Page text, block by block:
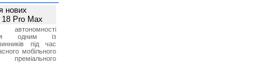
нових
Pro Max
одним із
під час
мобільного